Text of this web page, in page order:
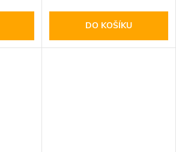
DO KOŠÍKU